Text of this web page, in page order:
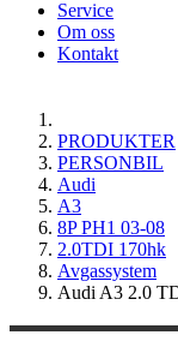
Service
Om oss
Kontakt
PRODUKTER
PERSONBIL
Audi
A3
8P PH1 03-08
2.0TDI 170hk
Avgassystem
Audi A3 2.0